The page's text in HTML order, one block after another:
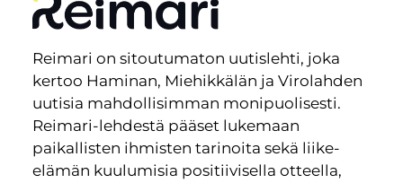
Reimari on sitoutumaton uutislehti, joka
kertoo Haminan, Miehikkälän ja Virolahden
uutisia mahdollisimman monipuolisesti.
Reimari-lehdestä pääset lukemaan
paikallisten ihmisten tarinoita sekä liike-
elämän kuulumisia positiivisella otteella,